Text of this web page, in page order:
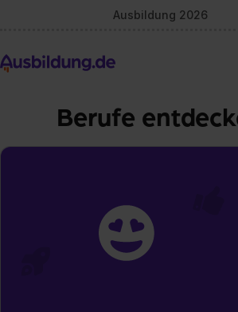
Ausbildung 2026
Berufe